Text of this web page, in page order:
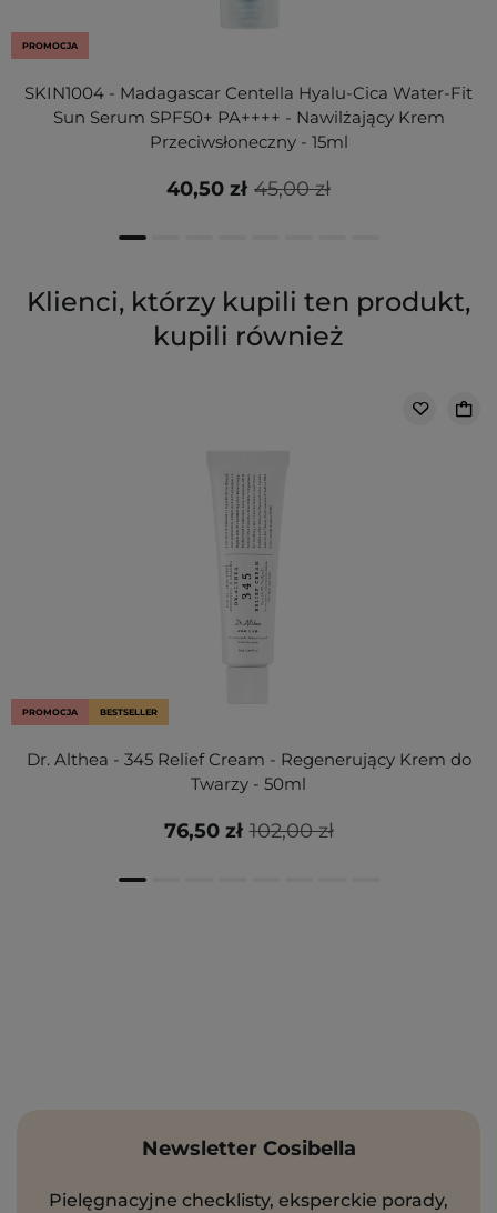
PROMOCJA
SKIN1004 - Madagascar Centella Hyalu-Cica Water-Fit
Sun Serum SPF50+ PA++++ - Nawilżający Krem
Przeciwsłoneczny - 15ml
45,00 zł
40,50 zł
Klienci, którzy kupili ten produkt,
kupili również
PROMOCJA BESTSELLER
Dr. Althea - 345 Relief Cream - Regenerujący Krem do
Twarzy - 50ml
102,00 zł
76,50 zł
Newsletter Cosibella
Pielęgnacyjne checklisty, eksperckie porady,